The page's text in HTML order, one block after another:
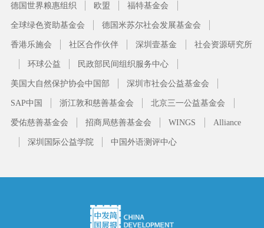
德国世界粮惠组织 欧盟 福特基金会
全球绿色资助基金会 德国米苏尔社会发展基金会
香港乐施会 社区合作伙伴 深圳壹基金 社会资源研究所
环球公益 民政部民间组织服务中心
美国大自然保护协会中国部 深圳市社会公益基金会
SAP中国 浙江敦和慈善基金会 北京三一公益基金会
爱佑慈善基金会 招商局慈善基金会 WINGS Alliance
深圳国际公益学院 中国外语测评中心